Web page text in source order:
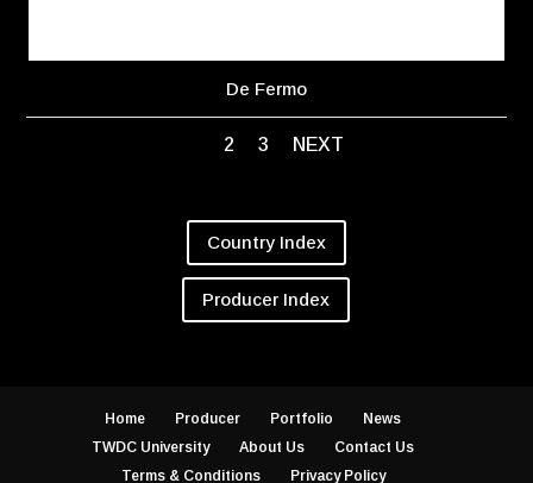
De Fermo
2 3 NEXT
Country Index
Producer Index
Home Producer Portfolio
News
TWDC University
About Us
Contact Us
Terms & Conditions
Privacy Policy